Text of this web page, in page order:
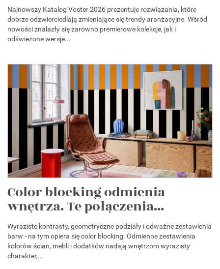
Najnowszy Katalog Voster 2026 prezentuje rozwiązania, które
dobrze odzwierciedlają zmieniające się trendy aranżacyjne. Wśród
nowości znalazły się zarówno premierowe kolekcje, jak i
odświeżone wersje...
Color blocking odmienia
wnętrza. Te połączenia...
Wyraziste kontrasty, geometryczne podziały i odważne zestawienia
barw - na tym opiera się color blocking. Odmienne zestawienia
kolorów ścian, mebli i dodatków nadają wnętrzom wyrazisty
charakter,...